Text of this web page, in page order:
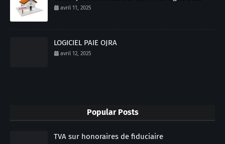
avril 11, 2025
LOGICIEL PAIE OJRA
avril 12, 2025
Popular Posts
TVA sur honoraires de fiduciaire